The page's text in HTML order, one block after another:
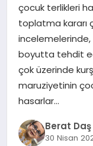
TÜRKOĞLU
PAZARCIK
çocuk terlikleri
toplatma kararı
incelemelerinde,
boyutta tehdit
çok üzerinde
maruziyetinin
hasarlar…
Berat Daş
30 Nisan